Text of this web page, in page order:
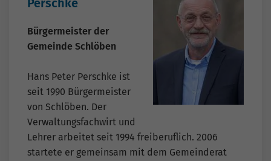
Perschke
Bürgermeister der
Gemeinde Schlöben
Hans Peter Perschke ist
seit 1990 Bürgermeister
von Schlöben. Der
Verwaltungsfachwirt und
Lehrer arbeitet seit 1994 freiberuflich. 2006
startete er gemeinsam mit dem Gemeinderat